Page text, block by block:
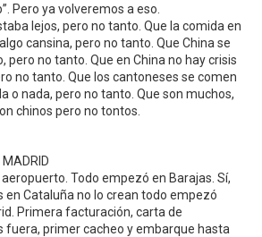
Pero ya volveremos a eso.
lejos, pero no tanto. Que la comida en
cansina, pero no tanto. Que China se
pero no tanto. Que en China no hay crisis
no tanto. Que los cantoneses se comen
o nada, pero no tanto. Que son muchos,
chinos pero no tontos.
Todo empezó en Barajas. Sí,
en Cataluña no lo crean todo empezó
Primera facturación, carta de
fuera, primer cacheo y embarque hasta